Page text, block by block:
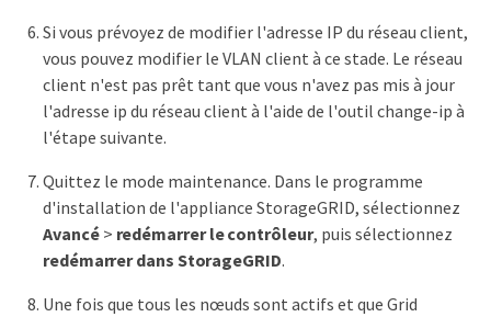
Si vous prévoyez de modifier l'adresse IP du réseau client,
vous pouvez modifier le VLAN client à ce stade. Le réseau
client n'est pas prêt tant que vous n'avez pas mis à jour
l'adresse ip du réseau client à l'aide de l'outil change-ip à
l'étape suivante.
Quittez le mode maintenance. Dans le programme
d'installation de l'appliance StorageGRID, sélectionnez
Avancé> redémarrer le contrôleur, puis sélectionnez
redémarrer dans StorageGRID.
Une fois que tous les nœuds sont actifs et que Grid